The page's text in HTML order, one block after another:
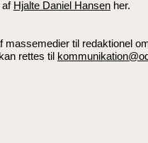
af Hjalte Daniel Hansen her.
massemedier til redaktionel
rettes til